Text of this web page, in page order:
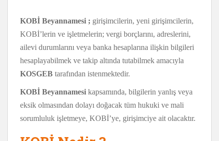
KOBİ Beyannamesi ; girişimcilerin, yeni girişimcilerin,
KOBİ’lerin ve işletmelerin; vergi borçlarını, adreslerini,
ailevi durumlarını veya banka hesaplarına ilişkin bilgileri
hesaplayabilmek ve takip altında tutabilmek amacıyla
KOSGEB tarafından istenmektedir.
KOBİ Beyannamesi kapsamında, bilgilerin yanlış veya
eksik olmasından dolayı doğacak tüm hukuki ve mali
sorumluluk işletmeye, KOBİ’ye, girişimciye ait olacaktır.